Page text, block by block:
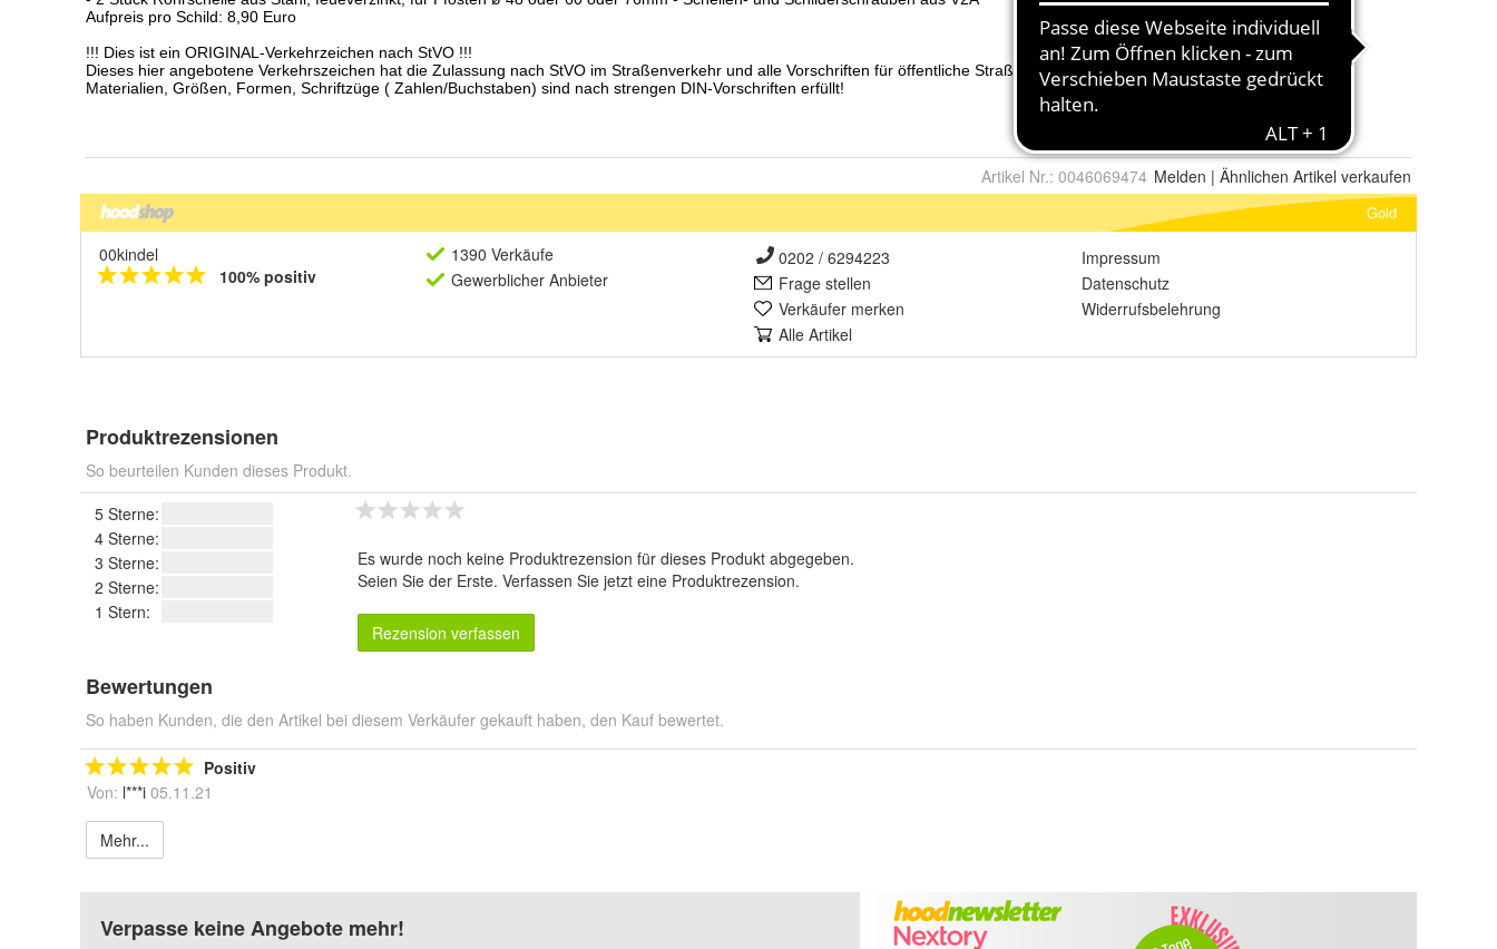
Artikel Nr.: 0046069474 Melden | Ähnlichen Artikel verkaufen
Gold
00kindel
100% positiv
1390 Verkäufe
Gewerblicher Anbieter
0202 / 6294223
Frage stellen
Verkäufer merken
Alle Artikel
Impressum
Datenschutz
Widerrufsbelehrung
Produktrezensionen
So beurteilen Kunden dieses Produkt.
5 Sterne:
4 Sterne:
3 Sterne:
2 Sterne:
1 Stern:
Es wurde noch keine Produktrezension für dieses Produkt abgegeben.
Seien Sie der Erste. Verfassen Sie jetzt eine Produktrezension.
Rezension verfassen
Bewertungen
So haben Kunden, die den Artikel bei diesem Verkäufer gekauft haben, den Kauf bewertet.
Positiv
Von: l***i 05.11.21
Mehr...
Verpasse keine Angebote mehr!